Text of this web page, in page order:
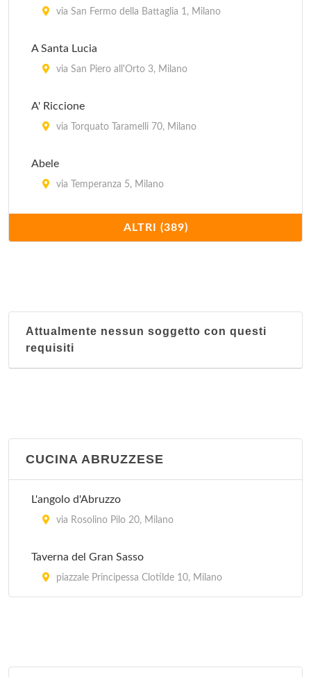
via San Fermo della Battaglia 1, Milano
A Santa Lucia
via San Piero all'Orto 3, Milano
A' Riccione
via Torquato Taramelli 70, Milano
Abele
via Temperanza 5, Milano
piazza della Repubblica 17, Milano
Ai Corsari
ALTRI (389)
Attualmente nessun soggetto con questi
requisiti
CUCINA ABRUZZESE
L'angolo d'Abruzzo
via Rosolino Pilo 20, Milano
Taverna del Gran Sasso
piazzale Principessa Clotilde 10, Milano